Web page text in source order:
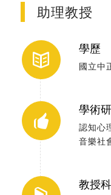
助理教授
學歷
國立中
學術
認知心
音樂社
教授